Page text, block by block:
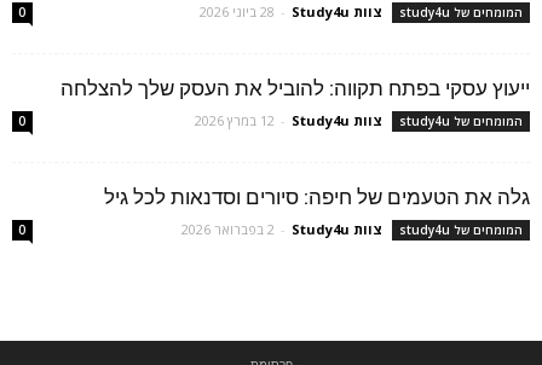
המומחים של study4u צוות Study4u - 28 ביוני 2026 0
ייעוץ עסקי בפתח תקווה: להוביל את העסק שלך להצלחה
המומחים של study4u צוות Study4u - 12 במרץ 2026 0
גלה את הטעמים של חיפה: סיורים וסדנאות לכל גיל
המומחים של study4u צוות Study4u - 2 בפברואר 2026 0